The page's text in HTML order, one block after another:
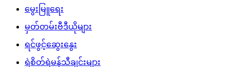
မွေးမြူရေး
မှတ်တမ်းဗီဒီယိုများ
ရင်ဖွင့်ဆွေးနွေး
ရဲစိတ်ရဲမန်သီချင်းများ